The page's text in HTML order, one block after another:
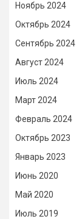
Ноябрь 2024
Октябрь 2024
Сентябрь 2024
Август 2024
Июль 2024
Март 2024
Февраль 2024
Октябрь 2023
Январь 2023
Июнь 2020
Май 2020
Июль 2019